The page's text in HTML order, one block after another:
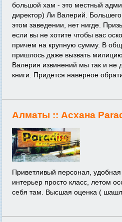
большой хам - это местный
директор) Ли Валерий. Большего
этом заведении, нет нигде.
если вы не хотите чтобы вас
причем на крупную сумму. В
пришлось даже вызвать
Валерия извинений мы так и не
книги. Придется наверное
Алматы :: Асхана
Приветливый персонал, удобная
интерьер просто класс, летом
себя там. Высшая оценка (